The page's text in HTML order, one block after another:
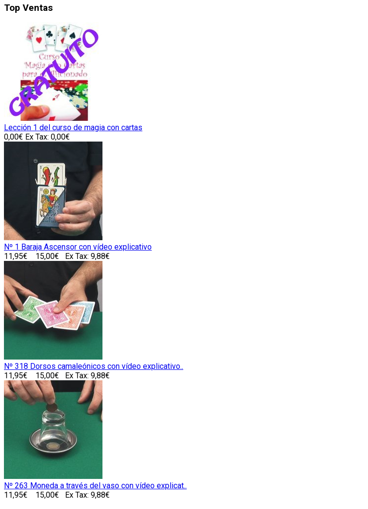
Top Ventas
Lección 1 del curso de magia con cartas
0,00€ Ex Tax: 0,00€
Nº 1 Baraja Ascensor con vídeo explicativo
11,95€
15,00€ Ex Tax: 9,88€
Nº 318 Dorsos camaleónicos con vídeo explicativo..
11,95€
15,00€ Ex Tax: 9,88€
Nº 263 Moneda a través del vaso con vídeo explicat..
11,95€
15,00€ Ex Tax: 9,88€